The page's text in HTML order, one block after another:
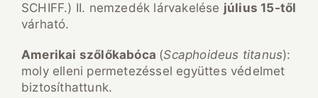
SCHIFF.) II. nemzedék lárvakelése július 15-től
várható.
Amerikai szőlőkabóca (Scaphoideus titanus):
moly elleni permetezéssel együttes védelmet
biztosíthattunk.